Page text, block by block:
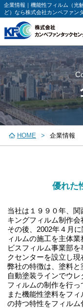
企業情報｜機能性フィルム（光
ど）なら株式会社カンペファン
HOME 企業情報
優れた
当社は１９９０年、
キングフィルム制作会
その後、2002年４月
ィルムの施工を主体
ビスフィルム事業部
クセンターを設立し現
弊社の特徴は、塗料と
自動塗装ラインでウ
フィルムの制作を行っ
また機能性塗料をフ
の持つ特性をフィル